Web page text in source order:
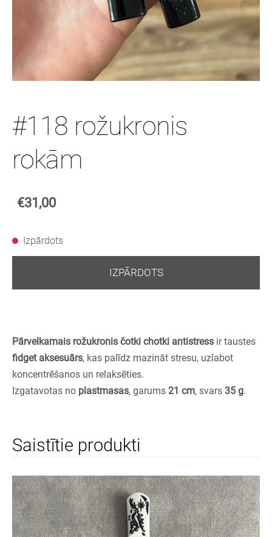
#118 rožukronis
rokām
€31,00
Izpārdots
IZPĀRDOTS
Pārvelkamais rožukronis čotki chotki antistress ir taustes
fidget aksesuārs, kas palīdz mazināt stresu, uzlabot
koncentrēšanos un relaksēties.
Izgatavotas no plastmasas, garums 21 cm, svars 35 g.
Saistītie produkti